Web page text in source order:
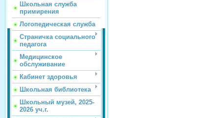
Школьная служба
примирения
Логопедическая служба
Страничка социального
педагога
Медицинское
обслуживание
Кабинет здоровья
Школьная библиотека
Школьный музей, 2025-
2026 уч.г.